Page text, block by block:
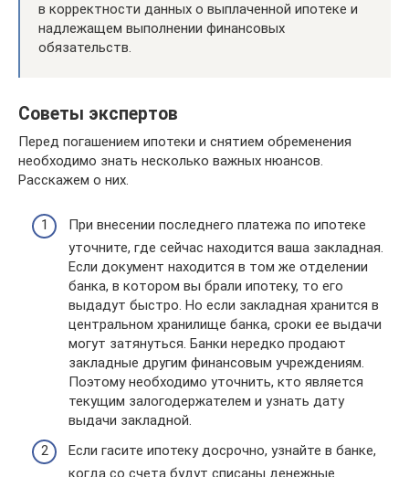
в корректности данных о выплаченной ипотеке и
надлежащем выполнении финансовых
обязательств.
Советы экспертов
Перед погашением ипотеки и снятием обременения
необходимо знать несколько важных нюансов.
Расскажем о них.
При внесении последнего платежа по ипотеке
уточните, где сейчас находится ваша закладная.
Если документ находится в том же отделении
банка, в котором вы брали ипотеку, то его
выдадут быстро. Но если закладная хранится в
центральном хранилище банка, сроки ее выдачи
могут затянуться. Банки нередко продают
закладные другим финансовым учреждениям.
Поэтому необходимо уточнить, кто является
текущим залогодержателем и узнать дату
выдачи закладной.
Если гасите ипотеку досрочно, узнайте в банке,
когда со счета будут списаны денежные